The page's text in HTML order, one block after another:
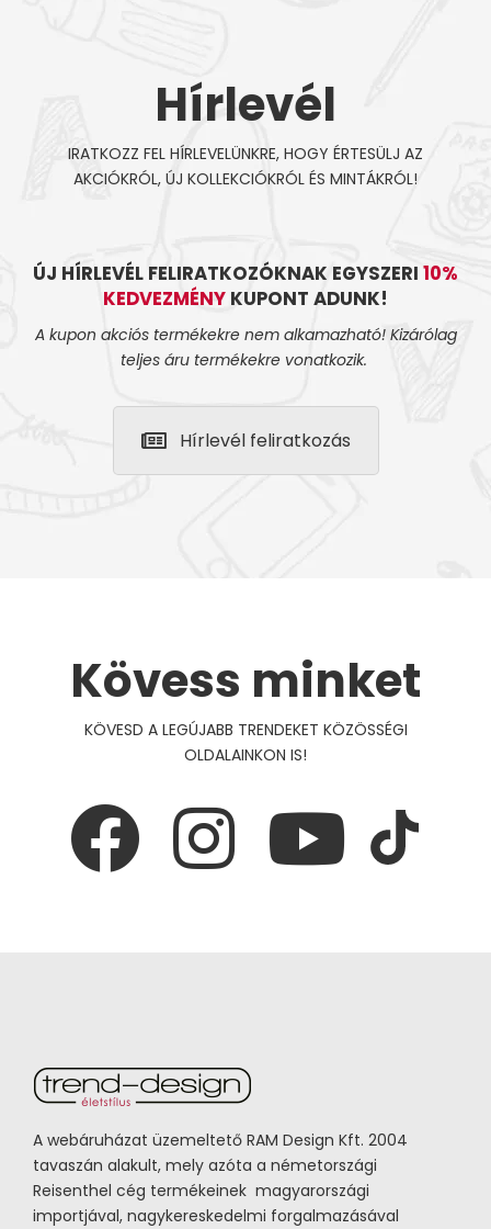
Hírlevél
IRATKOZZ FEL HÍRLEVELÜNKRE, HOGY ÉRTESÜLJ AZ
AKCIÓKRÓL, ÚJ KOLLEKCIÓKRÓL ÉS MINTÁKRÓL!
ÚJ HÍRLEVÉL FELIRATKOZÓKNAK EGYSZERI 10%
KEDVEZMÉNY KUPONT ADUNK!
A kupon akciós termékekre nem alkamazható! Kizárólag
teljes áru termékekre vonatkozik.
Hírlevél feliratkozás
Kövess minket
KÖVESD A LEGÚJABB TRENDEKET KÖZÖSSÉGI
OLDALAINKON IS!
A webáruházat üzemeltető RAM Design Kft. 2004
tavaszán alakult, mely azóta a németországi
Reisenthel cég termékeinek magyarországi
importjával, nagykereskedelmi forgalmazásával